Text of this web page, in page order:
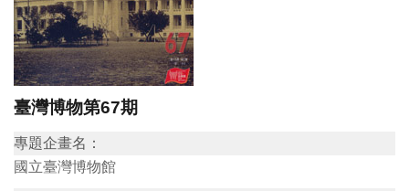
觀
資
訊
覽
資
臺灣博物第67期
專題企畫名：
國立臺灣博物館